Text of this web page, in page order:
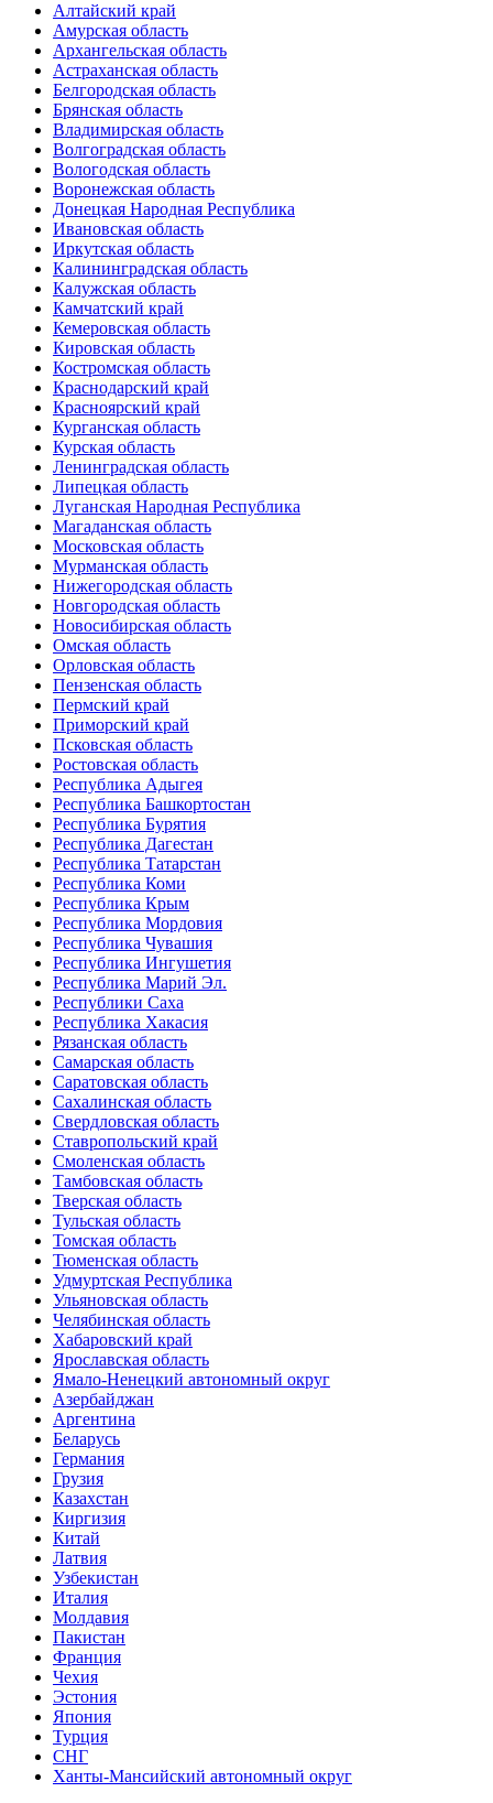
Алтайский край
Амурская область
Архангельская область
Астраханская область
Белгородская область
Брянская область
Владимирская область
Волгоградская область
Вологодская область
Воронежская область
Донецкая Народная Республика
Ивановская область
Иркутская область
Калининградская область
Калужская область
Камчатский край
Кемеровская область
Кировская область
Костромская область
Краснодарский край
Красноярский край
Курганская область
Курская область
Ленинградская область
Липецкая область
Луганская Народная Республика
Магаданская область
Московская область
Мурманская область
Нижегородская область
Новгородская область
Новосибирская область
Омская область
Орловская область
Пензенская область
Пермский край
Приморский край
Псковская область
Ростовская область
Республика Адыгея
Республика Башкортостан
Республика Бурятия
Республика Дагестан
Республика Татарстан
Республика Коми
Республика Крым
Республика Мордовия
Республика Чувашия
Республика Ингушетия
Республика Марий Эл.
Республики Саха
Республика Хакасия
Рязанская область
Самарская область
Саратовская область
Сахалинская область
Свердловская область
Ставропольский край
Смоленская область
Тамбовская область
Тверская область
Тульская область
Томская область
Тюменская область
Удмуртская Республика
Ульяновская область
Челябинская область
Хабаровский край
Ярославская область
Ямало-Ненецкий автономный округ
Азербайджан
Аргентина
Беларусь
Германия
Грузия
Казахстан
Киргизия
Китай
Латвия
Узбекистан
Италия
Молдавия
Пакистан
Франция
Чехия
Эстония
Япония
Турция
СНГ
Ханты-Мансийский автономный округ